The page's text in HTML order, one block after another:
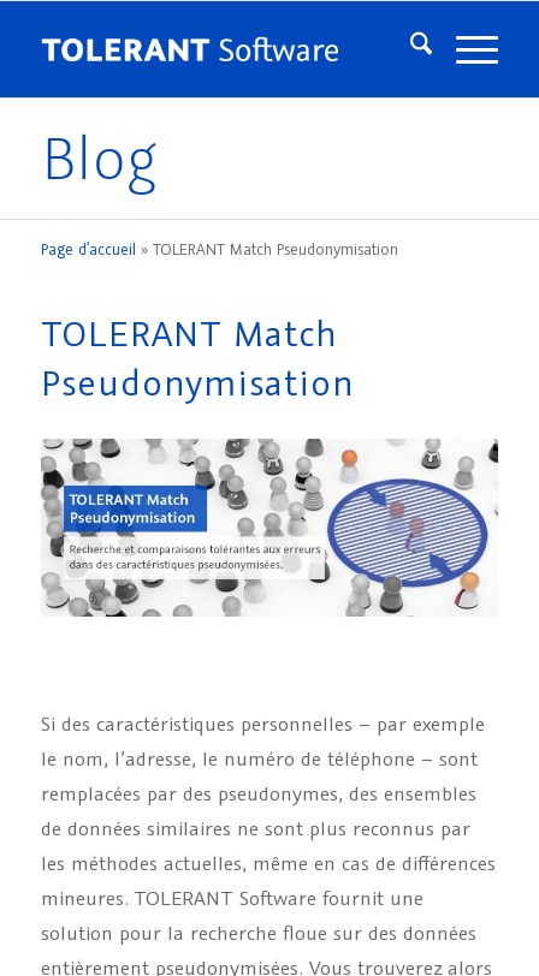
Blog
Page d’accueil » TOLERANT Match Pseudonymisation
TOLERANT Match
Pseudonymisation
Si des caractéristiques personnelles – par exemple
le nom, l’adresse, le numéro de téléphone – sont
remplacées par des pseudonymes, des ensembles
de données similaires ne sont plus reconnus par
les méthodes actuelles, même en cas de différences
mineures. TOLERANT Software fournit une
solution pour la recherche floue sur des données
entièrement pseudonymisées. Vous trouverez alors